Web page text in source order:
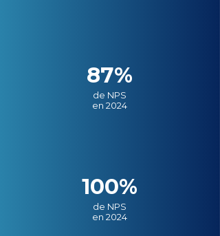
87%
de NPS
en 2024
100%
de NPS
en 2024